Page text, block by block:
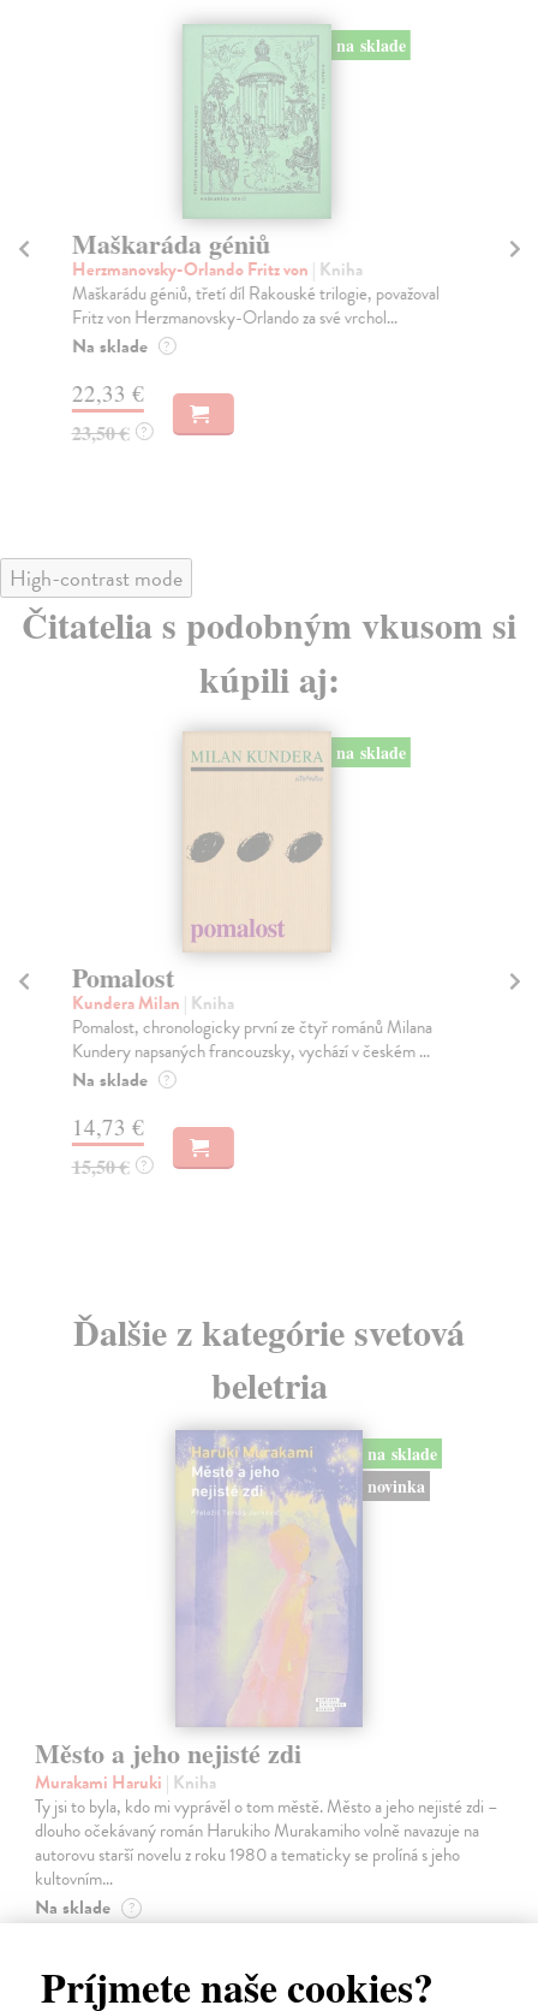
Príjmete naše cookies?
na sklade
Maškaráda géniů
Herzmanovsky-Orlando Fritz von | Kniha
Maškarádu géniů, třetí díl Rakouské trilogie, považoval
Fritz von Herzmanovsky-Orlando za své vrchol...
Na sklade ?
22,33 €
23,50 € ?
High-contrast mode
Čitatelia s podobným vkusom si
kúpili aj:
na sklade
Pomalost
Kundera Milan | Kniha
Pomalost, chronologicky první ze čtyř románů Milana
Kundery napsaných francouzsky, vychází v českém ...
Na sklade ?
14,73 €
15,50 € ?
Ďalšie z kategórie svetová
beletria
na sklade
novinka
Město a jeho nejisté zdi
Murakami Haruki | Kniha
Ty jsi to byla, kdo mi vyprávěl o tom městě. Město a jeho nejisté zdi –
dlouho očekávaný román Harukiho Murakamiho volně navazuje na
autorovu starší novelu z roku 1980 a tematicky se prolíná s jeho
kultovním…
Na sklade ?
32,85 €